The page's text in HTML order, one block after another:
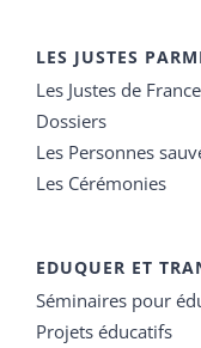
LES JUSTES
Les Justes de France
Dossiers
Les Personnes
Les Cérémonies
EDUQUER ET
Séminaires pour
Projets éducatifs